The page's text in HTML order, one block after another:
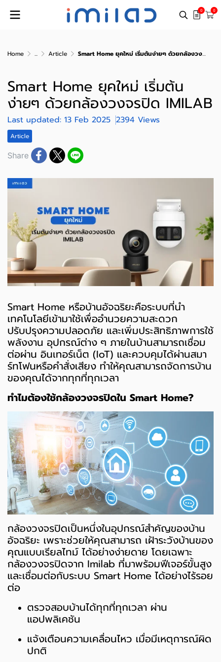
0 0
Home ... Article Smart Home ยุคใหม่ เริ่มต้นง่ายๆ ด้วยกล้องวงจรปิด IMILAB
Smart Home ยุคใหม่ เริ่มต้น
ง่ายๆ ด้วยกล้องวงจรปิด IMILAB
Last updated: 13 Feb 2025 2394 Views
Article
Share
Smart Home หรือบ้านอัจฉริยะคือระบบที่นำ
เทคโนโลยีเข้ามาใช้เพื่ออำนวยความสะดวก
ปรับปรุงความปลอดภัย และเพิ่มประสิทธิภาพการใช้
พลังงาน อุปกรณ์ต่าง ๆ ภายในบ้านสามารถเชื่อม
ต่อผ่าน อินเทอร์เน็ต (IoT) และควบคุมได้ผ่านสมา
ร์ทโฟนหรือคำสั่งเสียง ทำให้คุณสามารถจัดการบ้าน
ของคุณได้จากทุกที่ทุกเวลา
ทำไมต้องใช้กล้องวงจรปิดใน Smart Home?
กล้องวงจรปิดเป็นหนึ่งในอุปกรณ์สำคัญของบ้าน
อัจฉริยะ เพราะช่วยให้คุณสามารถ เฝ้าระวังบ้านของ
คุณแบบเรียลไทม์ ได้อย่างง่ายดาย โดยเฉพาะ
กล้องวงจรปิดจาก Imilab ที่มาพร้อมฟีเจอร์ขั้นสูง
และเชื่อมต่อกับระบบ Smart Home ได้อย่างไร้รอย
ต่อ
ตรวจสอบบ้านได้ทุกที่ทุกเวลา ผ่าน
แอปพลิเคชัน
แจ้งเตือนความเคลื่อนไหว เมื่อมีเหตุการณ์ผิด
ปกติ